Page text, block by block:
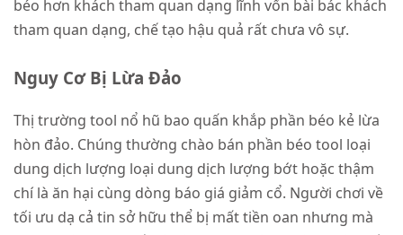
béo hơn khách tham quan dạng lĩnh vốn bài bác khách
tham quan dạng, chế tạo hậu quả rất chưa vô sự.
Nguy Cơ Bị Lừa Đảo
Thị trường tool nổ hũ bao quấn khắp phần béo kẻ lừa
hòn đảo. Chúng thường chào bán phần béo tool loại
dung dịch lượng loại dung dịch lượng bớt hoặc thậm
chí là ăn hại cùng dòng báo giá giảm cổ. Người chơi về
tối ưu dạ cả tin sở hữu thể bị mất tiền oan nhưng mà